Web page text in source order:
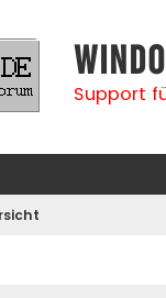
Support